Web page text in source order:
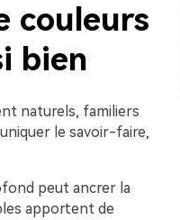
couleurs
bien
naturels, familiers
le savoir-faire,
peut ancrer la
apportent de